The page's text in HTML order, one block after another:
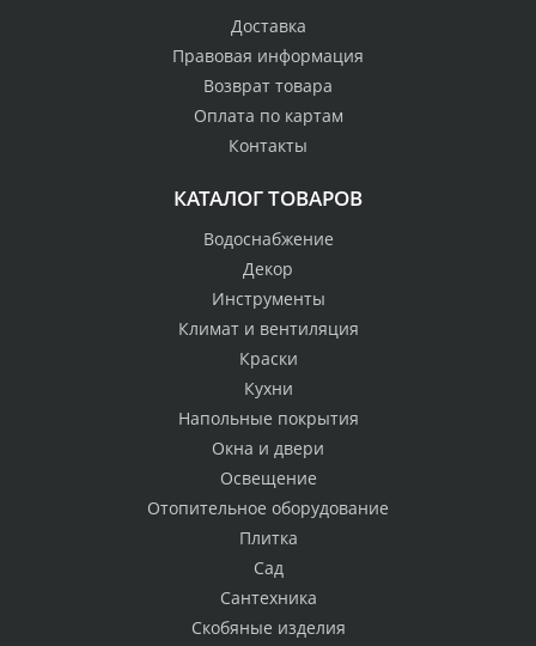
Доставка
Правовая информация
Возврат товара
Оплата по картам
Контакты
КАТАЛОГ ТОВАРОВ
Водоснабжение
Декор
Инструменты
Климат и вентиляция
Краски
Кухни
Напольные покрытия
Окна и двери
Освещение
Отопительное оборудование
Плитка
Сад
Сантехника
Скобяные изделия